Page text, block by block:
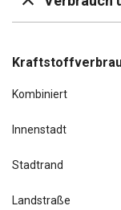
Kombiniert
Innenstadt
Stadtrand
Landstraße